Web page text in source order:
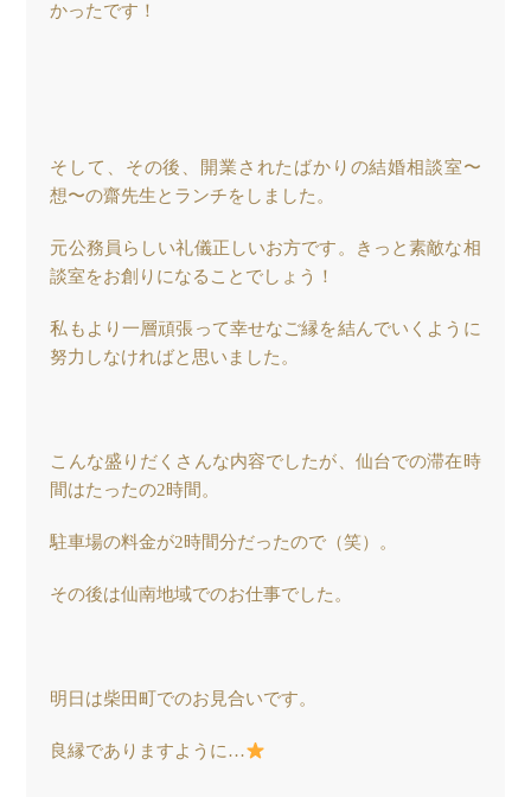
かったです！
そして、その後、開業されたばかりの結婚相談室〜
想〜の齋先生とランチをしました。
元公務員らしい礼儀正しいお方です。きっと素敵な相
談室をお創りになることでしょう！
私もより一層頑張って幸せなご縁を結んでいくように
努力しなければと思いました。
こんな盛りだくさんな内容でしたが、仙台での滞在時
間はたったの2時間。
駐車場の料金が2時間分だったので（笑）。
その後は仙南地域でのお仕事でした。
明日は柴田町でのお見合いです。
良縁でありますように…